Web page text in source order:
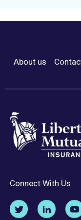
Footer Menu
About us
Connect With Us